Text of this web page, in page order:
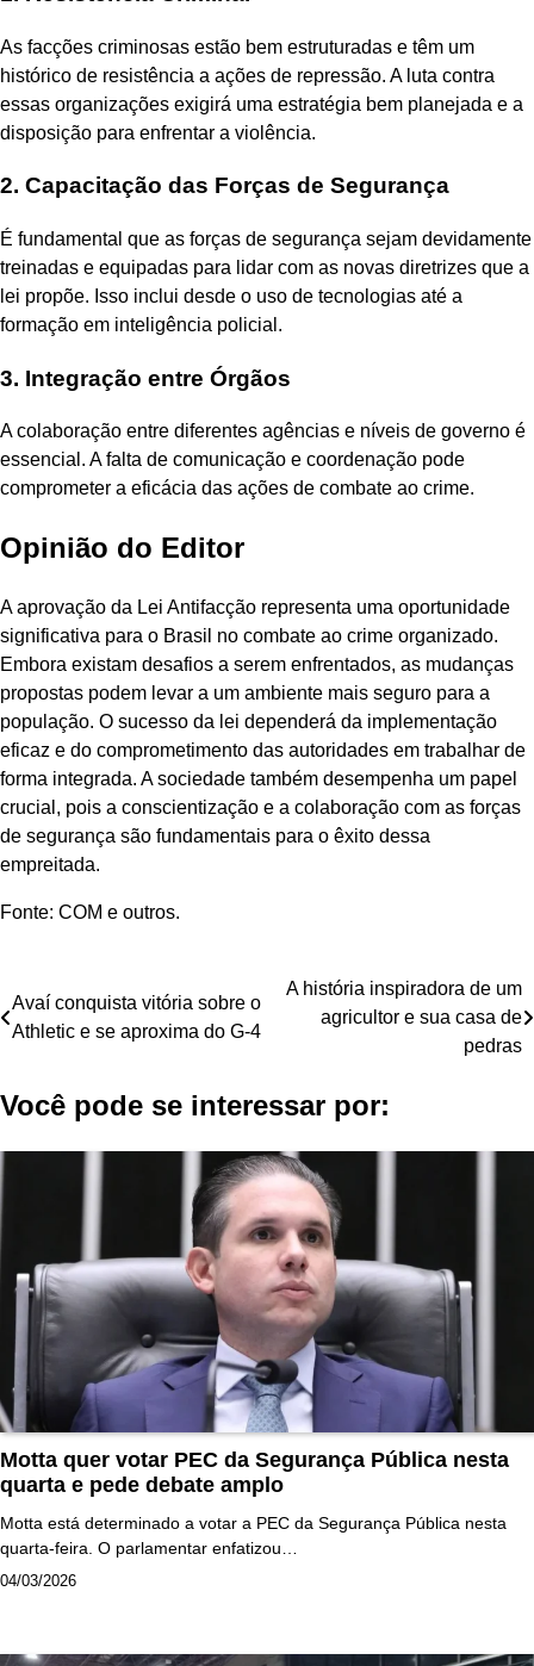
As facções criminosas estão bem estruturadas e têm um
histórico de resistência a ações de repressão. A luta contra
essas organizações exigirá uma estratégia bem planejada e a
disposição para enfrentar a violência.
2. Capacitação das Forças de Segurança
É fundamental que as forças de segurança sejam devidamente
treinadas e equipadas para lidar com as novas diretrizes que a
lei propõe. Isso inclui desde o uso de tecnologias até a
formação em inteligência policial.
3. Integração entre Órgãos
A colaboração entre diferentes agências e níveis de governo é
essencial. A falta de comunicação e coordenação pode
comprometer a eficácia das ações de combate ao crime.
Opinião do Editor
A aprovação da Lei Antifacção representa uma oportunidade
significativa para o Brasil no combate ao crime organizado.
Embora existam desafios a serem enfrentados, as mudanças
propostas podem levar a um ambiente mais seguro para a
população. O sucesso da lei dependerá da implementação
eficaz e do comprometimento das autoridades em trabalhar de
forma integrada. A sociedade também desempenha um papel
crucial, pois a conscientização e a colaboração com as forças
de segurança são fundamentais para o êxito dessa
empreitada.
Fonte: COM e outros.
Navegação
de
Avaí conquista vitória sobre o
Athletic e se aproxima do G-4
A história inspiradora de um
agricultor e sua casa de
pedras
Você pode se interessar por:
Motta quer votar PEC da Segurança Pública nesta
quarta e pede debate amplo
Motta está determinado a votar a PEC da Segurança Pública nesta
quarta-feira. O parlamentar enfatizou…
04/03/2026